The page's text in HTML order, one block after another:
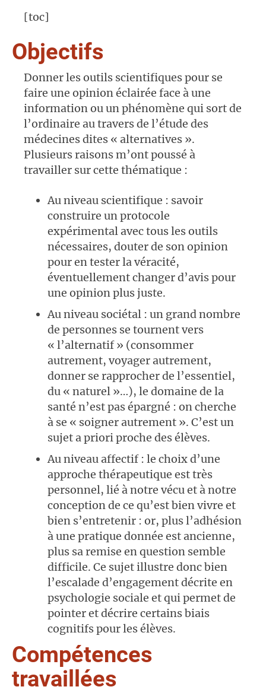
[toc]
Objectifs
Donner les outils scientifiques pour se
faire une opinion éclairée face à une
information ou un phénomène qui sort de
l’ordinaire au travers de l’étude des
médecines dites « alternatives ».
Plusieurs raisons m’ont poussé à
travailler sur cette thématique :
Au niveau scientifique : savoir
construire un protocole
expérimental avec tous les outils
nécessaires, douter de son opinion
pour en tester la véracité,
éventuellement changer d’avis pour
une opinion plus juste.
Au niveau sociétal : un grand nombre
de personnes se tournent vers
« l’alternatif » (consommer
autrement, voyager autrement,
donner se rapprocher de l’essentiel,
du « naturel »…), le domaine de la
santé n’est pas épargné : on cherche
à se « soigner autrement ». C’est un
sujet a priori proche des élèves.
Au niveau affectif : le choix d’une
approche thérapeutique est très
personnel, lié à notre vécu et à notre
conception de ce qu’est bien vivre et
bien s’entretenir : or, plus l’adhésion
à une pratique donnée est ancienne,
plus sa remise en question semble
difficile. Ce sujet illustre donc bien
l’escalade d’engagement décrite en
psychologie sociale et qui permet de
pointer et décrire certains biais
cognitifs pour les élèves.
Compétences
travaillées